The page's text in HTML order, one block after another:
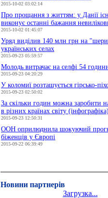
2015-10-02 03:02:14
Про прощання з життям: у Данії
виконує останні бажання
2015-10-02 01:45:07
Уряд виділив 140 млн грн на
українських селах
2015-09-23 05:59:57
Молодь витрачає на селфі 54
2015-09-23 04:20:29
У коломиї розташується гірсько-
2015-09-23 02:50:02
За скільки годин можна заробити
в різних країнах світу (інфографіка)
2015-09-23 12:50:31
ООН оприлюднила шокуючий
біженців у Європі
2015-09-22 06:39:49
Новини партнерів
Загрузка...